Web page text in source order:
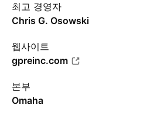
최고 경영자
Chris G. Osowski
웹사이트
gpreinc.com
본부
Omaha